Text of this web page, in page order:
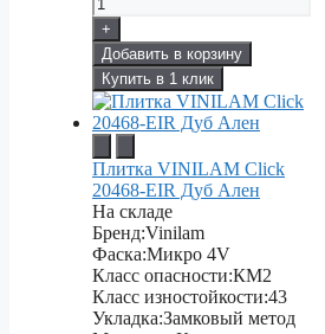
+
Добавить в корзину
Купить в 1 клик
Плитка VINILAM Click
20468-EIR Дуб Ален
На складе
Бренд:Vinilam
Фаска:Микро 4V
Класс опасности:КМ2
Класс изностойкости:43
Укладка:Замковый метод